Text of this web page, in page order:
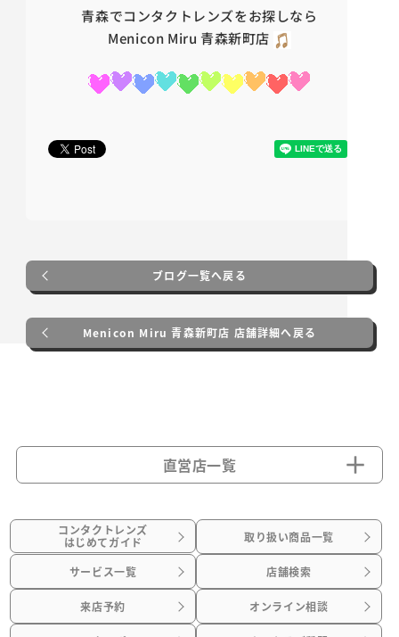
青森でコンタクトレンズをお探しなら
Menicon Miru 青森新町店
ブログ一覧へ戻る
Menicon Miru 青森新町店 店舗詳細へ戻る
直営店一覧
コンタクトレンズ
はじめてガイド 取り扱い商品一覧
サービス一覧 店舗検索
来店予約 オンライン相談